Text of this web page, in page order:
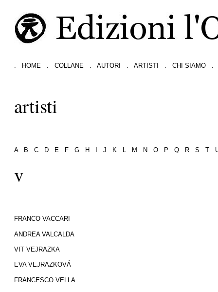
HOME COLLANE AUTORI ARTISTI CHI SIAMO
artisti
A B C D E F G H J K L M N O P Q R S T
v
FRANCO VACCARI
ANDREA VALCALDA
VIT VEJRAZKA
EVA VEJRAZKOVÁ
FRANCESCO VELLA